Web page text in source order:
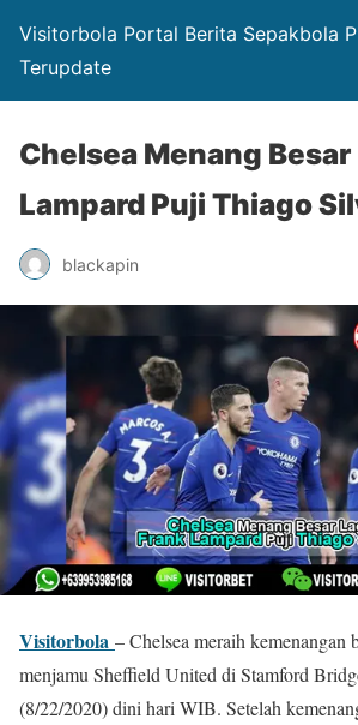
Visitorbola Portal Berita Sepakbola
Terupdate
Chelsea Menang Besar
Lampard Puji Thiago
blackapin
Visitorbola – Chelsea meraih kemenangan
menjamu Sheffield United di Stamford
(8/22/2020) dini hari WIB. Setelah